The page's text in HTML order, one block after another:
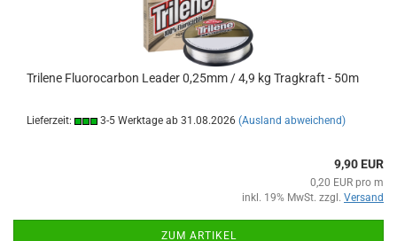
Trilene Fluorocarbon Leader 0,25mm / 4,9 kg Tragkraft - 50m
Lieferzeit: 3-5 Werktage ab 31.08.2026 (Ausland abweichend)
9,90 EUR
0,20 EUR pro m
inkl. 19% MwSt. zzgl. Versand
ZUM ARTIKEL